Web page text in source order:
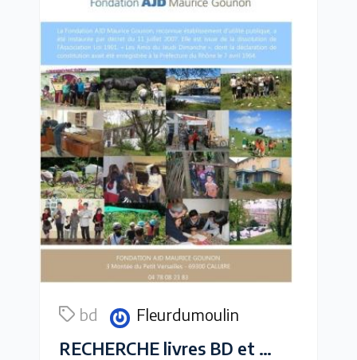
bd Fleurdumoulin
RECHERCHE livres BD et jeux de société